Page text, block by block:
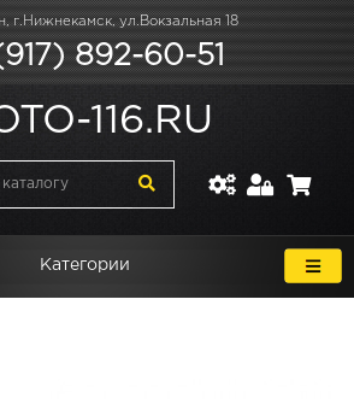
г.Нижнекамск, ул.Вокзальная 18
892-60-51
116.RU
Категории